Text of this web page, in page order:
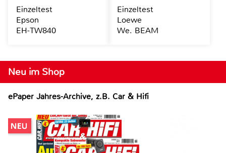
Neu im Shop
ePaper Jahres-Archive, z.B. Car & Hifi
Einzeltest
Epson
EH-TW840
Einzeltest
Loewe
We. BEAM